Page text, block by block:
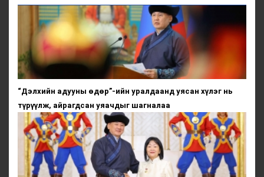
“Дэлхийн адууны өдөр”-ийн уралдаанд уясан хүлэг нь
түрүүлж, айрагдсан уяачдыг шагналаа